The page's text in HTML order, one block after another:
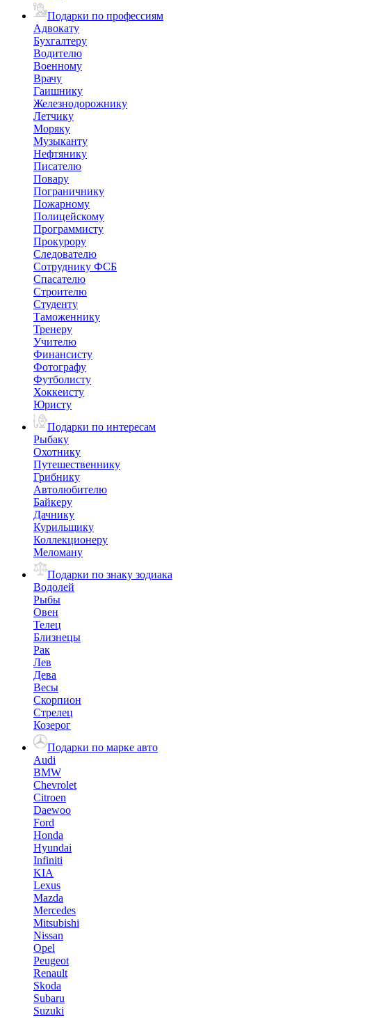
Подарки по профессиям
Адвокату
Бухгалтеру
Водителю
Военному
Врачу
Гаишнику
Железнодорожнику
Летчику
Моряку
Музыканту
Нефтянику
Писателю
Повару
Пограничнику
Пожарному
Полицейскому
Программисту
Прокурору
Следователю
Сотруднику ФСБ
Спасателю
Строителю
Студенту
Таможеннику
Тренеру
Учителю
Финансисту
Фотографу
Футболисту
Хоккеисту
Юристу
Подарки по интересам
Рыбаку
Охотнику
Путешественнику
Грибнику
Автолюбителю
Байкеру
Дачнику
Курильщику
Коллекционеру
Меломану
Подарки по знаку зодиака
Водолей
Рыбы
Овен
Телец
Близнецы
Рак
Лев
Дева
Весы
Скорпион
Стрелец
Козерог
Подарки по марке авто
Audi
BMW
Chevrolet
Citroen
Daewoo
Ford
Honda
Hyundai
Infiniti
KIA
Lexus
Mazda
Mercedes
Mitsubishi
Nissan
Opel
Peugeot
Renault
Skoda
Subaru
Suzuki